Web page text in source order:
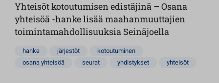
Yhteisöt kotoutumisen edistäjinä – Osana
yhteisöä -hanke lisää maahanmuuttajien
toimintamahdollisuuksia Seinäjoella
hanke järjestöt
kotoutuminen
osana yhteisöä
seurat yhdistykset yhteisöt